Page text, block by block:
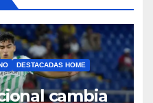
DESTACADAS HOME
cambia